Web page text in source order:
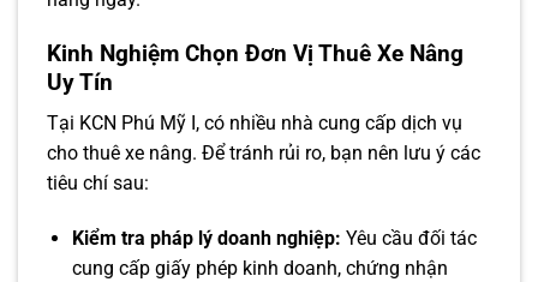
Kinh Nghiệm Chọn Đơn Vị Thuê Xe Nâng
Uy Tín
Tại KCN Phú Mỹ I, có nhiều nhà cung cấp dịch vụ
cho thuê xe nâng. Để tránh rủi ro, bạn nên lưu ý các
tiêu chí sau:
Kiểm tra pháp lý doanh nghiệp: Yêu cầu đối tác
cung cấp giấy phép kinh doanh, chứng nhận